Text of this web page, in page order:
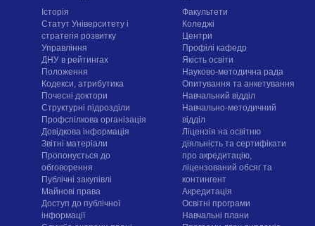
Історія
Статут Університету і
стратегія розвитку
Управління
ДНУ в рейтингах
Положення
Кодекси, атрибутика
Почесні доктори
Структурні підрозділи
Профспілкова організація
Довідкова інформація
Звітні матеріали
Пропонується до
обговорення
Публічні закупівлі
Майнові права
Доступ до публічної
інформації
Факультети
Коледжі
Центри
Профілі кафедр
Якість освіти
Науково-методична рада
Опитування та анкетування
Навчальний відділ
Навчально-методичний
відділ
Ліцензія на освітню
діяльність та сертифікати
про акредитацію,
ліцензований обсяг та
контингент
Акредитація
Освітні програми
Навчальні плани